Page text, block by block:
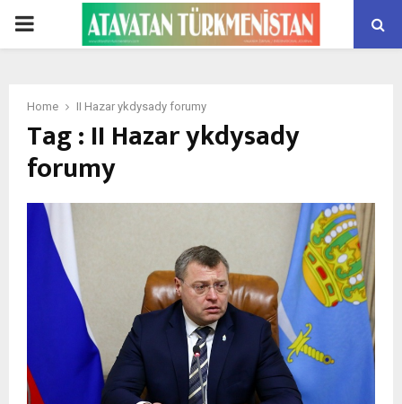
PRIMARY
Home II Hazar ykdysady forumy
Tag : II Hazar ykdysady
forumy